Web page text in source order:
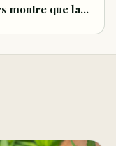
montre que la…